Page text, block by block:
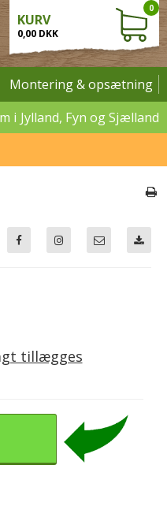
KURV
0,00 DKK
0
Montering & opsætning
i Jylland, Fyn og Sjælland
tillægges